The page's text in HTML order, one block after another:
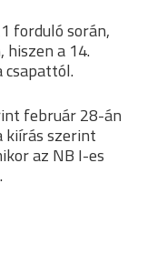
forduló során,
a 14.
csapattól.
február 28-án
kiírás szerint
az NB I-es